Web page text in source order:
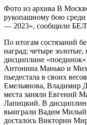
Фото из архива В
рукопашному бою
— 2023», сообщили
По итогам состязаний
наград: четыре
дисциплине
Антонина Манько и
пьедестала в своих
Емельянова, Владимир
места заняли Евгений
Лапицкий. В
выиграли Вадим Милый
досталось Виктории